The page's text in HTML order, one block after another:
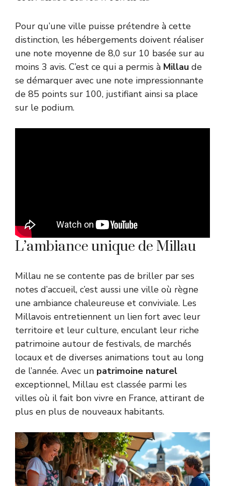
Pour qu’une ville puisse prétendre à cette
distinction, les hébergements doivent réaliser
une note moyenne de 8,0 sur 10 basée sur au
moins 3 avis. C’est ce qui a permis à Millau de
se démarquer avec une note impressionnante
de 85 points sur 100, justifiant ainsi sa place
sur le podium.
L’ambiance unique de Millau
Millau ne se contente pas de briller par ses
notes d’accueil, c’est aussi une ville où règne
une ambiance chaleureuse et conviviale. Les
Millavois entretiennent un lien fort avec leur
territoire et leur culture, enculant leur riche
patrimoine autour de festivals, de marchés
locaux et de diverses animations tout au long
de l’année. Avec un patrimoine naturel
exceptionnel, Millau est classée parmi les
villes où il fait bon vivre en France, attirant de
plus en plus de nouveaux habitants.